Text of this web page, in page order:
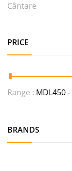
Cântare
PRICE
Range : MDL450
BRANDS